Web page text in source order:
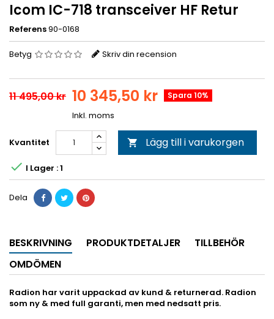
Icom IC-718 transceiver HF Retur
Referens90-0168
Betyg Skriv din recension
11 495,00 kr 10 345,50 kr Spara 10%
Inkl. moms
Kvantitet  Lägg till i varukorgen
 I Lager : 1
Dela
BESKRIVNING PRODUKTDETALJER
TILLBEHÖR
OMDÖMEN
Radion har varit uppackad av kund & returnerad. Radion
som ny & med full garanti, men med nedsatt pris.